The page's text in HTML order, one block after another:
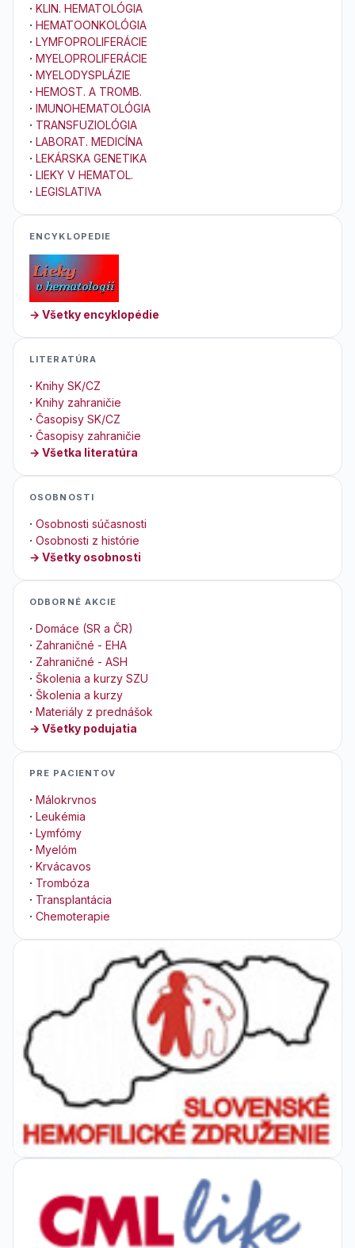
· KLIN. HEMATOLÓGIA
· HEMATOONKOLÓGIA
· LYMFOPROLIFERÁCIE
· MYELOPROLIFERÁCIE
· MYELODYSPLÁZIE
· HEMOST. A TROMB.
· IMUNOHEMATOLÓGIA
· TRANSFUZIOLÓGIA
· LABORAT. MEDICÍNA
· LEKÁRSKA GENETIKA
· LIEKY V HEMATOL.
· LEGISLATIVA
ENCYKLOPEDIE
→ Všetky encyklopédie
LITERATÚRA
· Knihy SK/CZ
· Knihy zahraničie
· Časopisy SK/CZ
· Časopisy zahraničie
→ Všetka literatúra
OSOBNOSTI
· Osobnosti súčasnosti
· Osobnosti z histórie
→ Všetky osobnosti
ODBORNÉ AKCIE
· Domáce (SR a ČR)
· Zahraničné - EHA
· Zahraničné - ASH
· Školenia a kurzy SZU
· Školenia a kurzy
· Materiály z prednášok
→ Všetky podujatia
PRE PACIENTOV
· Málokrvnos
· Leukémia
· Lymfómy
· Myelóm
· Krvácavos
· Trombóza
· Transplantácia
· Chemoterapie